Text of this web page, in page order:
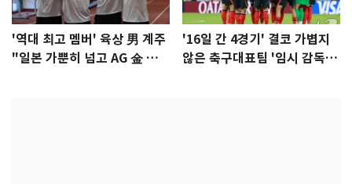
'역대 최고 멤버' 육상 男 계주
"일본 가뿐히 넘고 AG 金 따겠
'16일 간 4경기' 결코 가볍지
않은 축구대표팀 '임시 감독'